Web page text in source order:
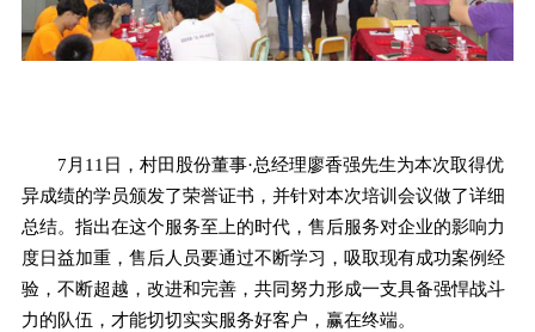
7月11日，村田股份董事·总经理廖香强先生为本次取得优
异成绩的学员颁发了荣誉证书，并针对本次培训会议做了详细
总结。指出在这个服务至上的时代，售后服务对企业的影响力
度日益加重，售后人员要通过不断学习，吸取现有成功案例经
验，不断超越，改进和完善，共同努力形成一支具备强悍战斗
力的队伍，才能切切实实服务好客户，赢在终端。